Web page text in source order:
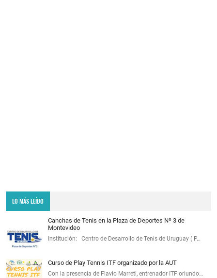
LO MÁS LEÍDO
Canchas de Tenis en la Plaza de Deportes Nº 3 de
Montevideo
Institución: Centro de Desarrollo de Tenis de Uruguay ( P…
Curso de Play Tennis ITF organizado por la AUT
Con la presencia de Flavio Marreti, entrenador ITF oriundo…